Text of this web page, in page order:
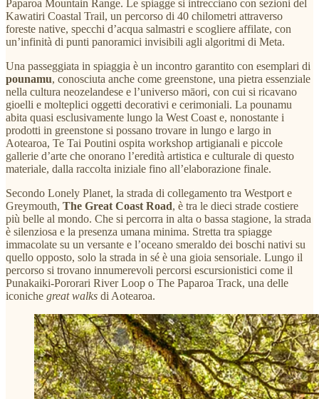
Paparoa Mountain Range. Le spiagge si intrecciano con sezioni del
Kawatiri Coastal Trail, un percorso di 40 chilometri attraverso
foreste native, specchi d’acqua salmastri e scogliere affilate, con
un’infinità di punti panoramici invisibili agli algoritmi di Meta.
Una passeggiata in spiaggia è un incontro garantito con esemplari di
pounamu, conosciuta anche come greenstone, una pietra essenziale
nella cultura neozelandese e l’universo māori, con cui si ricavano
gioelli e molteplici oggetti decorativi e cerimoniali. La pounamu
abita quasi esclusivamente lungo la West Coast e, nonostante i
prodotti in greenstone si possano trovare in lungo e largo in
Aotearoa, Te Tai Poutini ospita workshop artigianali e piccole
gallerie d’arte che onorano l’eredità artistica e culturale di questo
materiale, dalla raccolta iniziale fino all’elaborazione finale.
Secondo Lonely Planet, la strada di collegamento tra Westport e
Greymouth, The Great Coast Road, è tra le dieci strade costiere
più belle al mondo. Che si percorra in alta o bassa stagione, la strada
è silenziosa e la presenza umana minima. Stretta tra spiagge
immacolate su un versante e l’oceano smeraldo dei boschi nativi su
quello opposto, solo la strada in sé è una gioia sensoriale. Lungo il
percorso si trovano innumerevoli percorsi escursionistici come il
Punakaiki-Pororari River Loop o The Paparoa Track, una delle
iconiche great walks di Aotearoa.